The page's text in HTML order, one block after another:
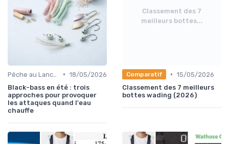
• 18/05/2026
Black-bass en été : trois
approches pour provoquer
les attaques quand l'eau
chauffe
Classement des 7
meilleurs bottes...
Comparatif • 15/05/2026
Classement des 7 meilleurs
bottes wading (2026)